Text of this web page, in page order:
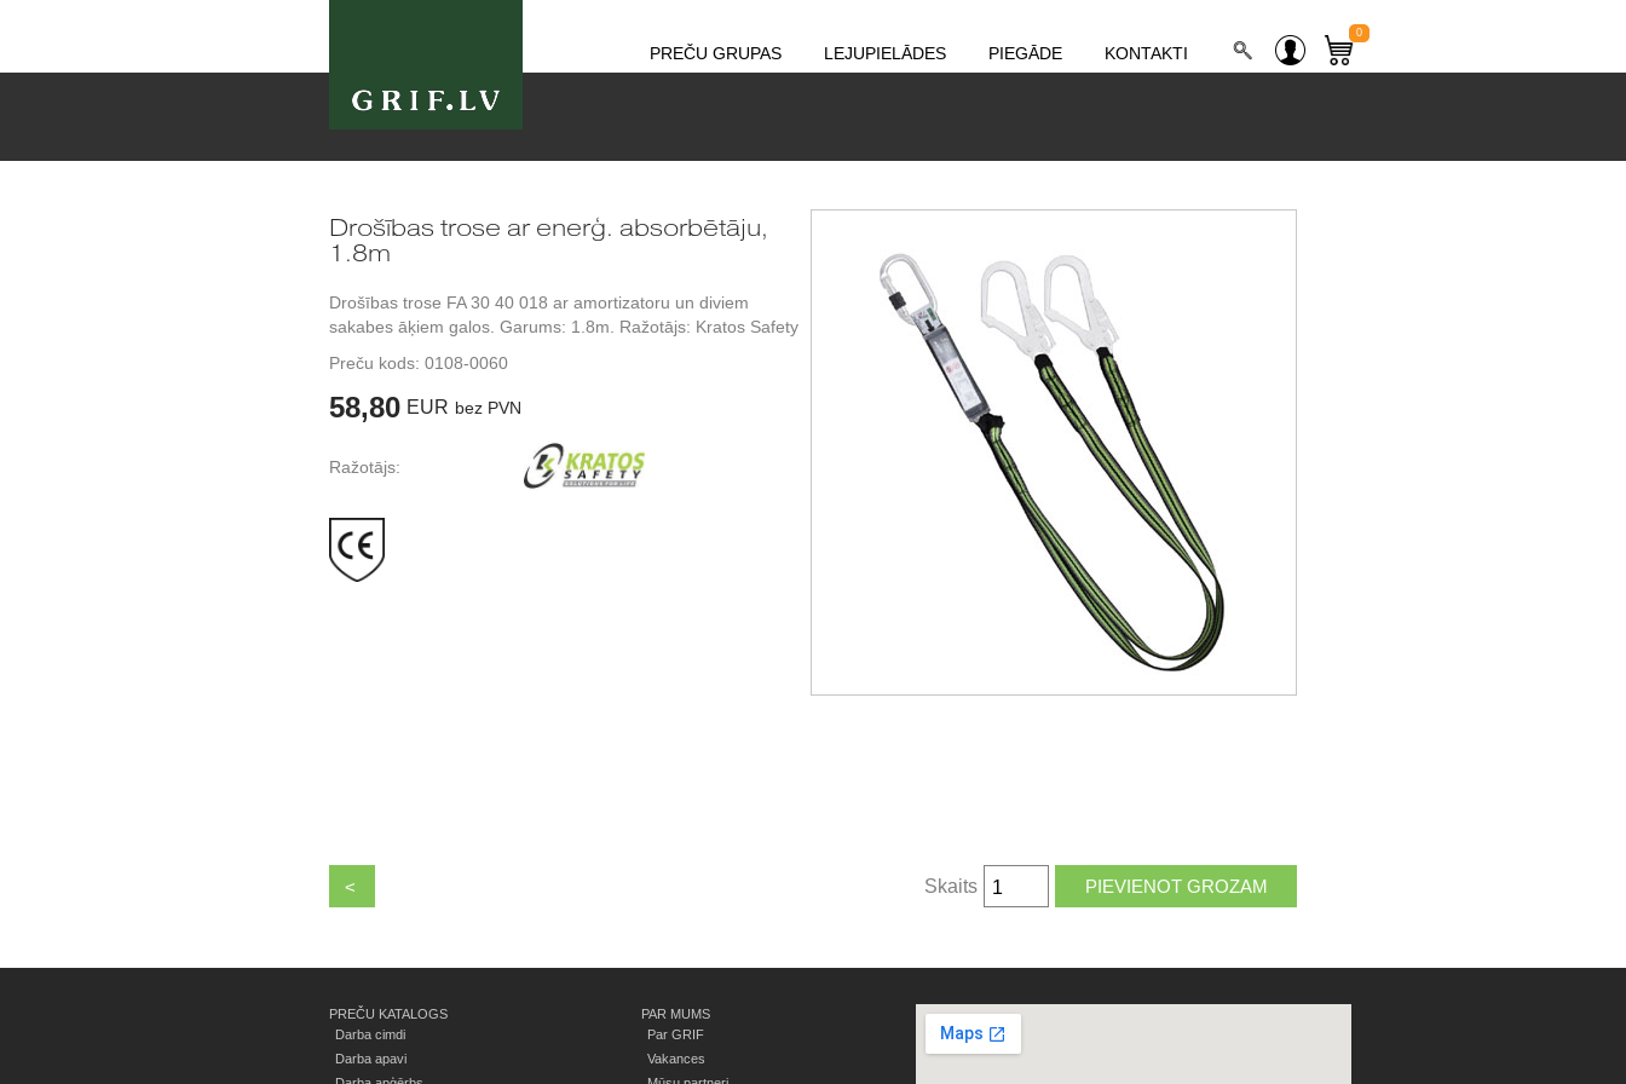
PREČU GRUPAS LEJUPIELĀDES PIEGĀDE KONTAKTI
0
Drošības trose ar enerģ. absorbētāju,
1.8m
Drošības trose FA 30 40 018 ar amortizatoru un diviem
sakabes āķiem galos. Garums: 1.8m. Ražotājs: Kratos Safety
Preču kods: 0108-0060
58,80 EUR bez PVN
Ražotājs:
< Skaits
PREČU KATALOGS
Darba cimdi
Darba apavi
PAR MUMS
Par GRIF
Vakances